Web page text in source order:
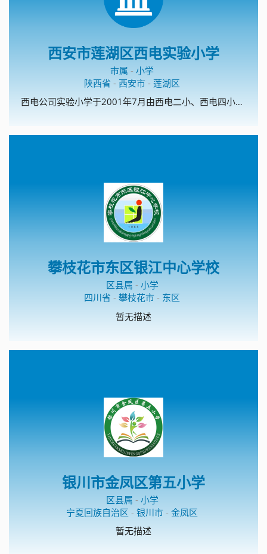
西安市莲湖区西电实验小学
市属 - 小学
陕西省 - 西安市 - 莲湖区
西电公司实验小学于2001年7月由西电二小、西电四小重组而成的一所全日制普通小学。西电二小、西电四小均成立于上个世纪六十年代，办学历史已超过三十年。目前学校在校学生1400余人，编有28个教学班。现有教工76人，岗位合格率100%，教师学历达标率100%。教师年龄、学历、职称结构合理，教师业务素质好。教师配置合理，敬业爱生、为人师表是我校教师团队的基本要求。专任教师全部具有任职资格，年龄结构合理，老、中、青教师形成梯队，学科配套，教师整体素质较高，职称、学历都达到省、市、区的有关要求。我校现占地面积16067.83平方米，生均14.9平米。校舍面积6800余平米，生均达6.1平米以上。校园内三季有花，四季常绿，生均达1.39平米。院墙砖化、道路全部硬化、校园美化。学校办学方向端正，办学目标明确，确立了“全面追求适合学生发展的教育”的办学理念，树立起“学生有特长、教师有个性、学校有品位”办学目标。学校以“全面实施素质教育，努力提高教育质量”为中心，以“狠抓学校常规管理”、“狠抓青年教师培训”、“狠抓学校硬件建设”为重点的工作部署。建立了适应经济发展和社会需要、促进教育现代化的近期、中长远规划，形成了“艰苦奋斗，顽强拼搏”、“以质量立校，以特色兴校”办学特色。学校实行校长负责制，校长对学校工作全面负责，副校长及其他部门领导岗位职责明确，有健全的组织机构和各项规章制度，截止目前共有各种制度岗位职责120余个，已汇编成册便于使用。学校还制定了《校领导班子工作作风》等制度，严格遵循“集体领导，民主集中，个别酝踉，会议决定”的原则，有效地行使决策和指挥的权力。校党支部充分发挥政治核心与监督作用，充分发挥并积极调动广大教师的民主参政意识。坚持校务公开制度，学校重大决策和执行情况透明度高。定期召开干部民主评议会。学校各部门职责明确、责任到人，充分体现我校团结协作、优质高效、管理有序、政令畅通，确保了一切工作正常、高效运行。我校自筹资金一百多万元“二次创业”的经历以及在创业中形成的自强不息、艰苦奋斗光荣传统是我们师生自强发展不竭的动力，也是我校办学最显著的特色，受到了市、区两级教育部门的肯定，在整个周边社区很有影响。硬件出色靠投入，软件出色靠管理。学校积极推进管理机制和教育教学改革，依靠改革求发展是我校发展之路的最大收获。我校制订了《西电实验小学聘任制实施方案》、《西电实验小学课时津贴实施方案》、《西电实验小学综合量化考核实施方案》、《西电实验小学班主任工作量化考核实施方案》、《西电实验小学班组建设考核实施细则》等制度，并不遗余力得大力推行。这些方案的出台体现了多劳多得、奖勤罚懒原则，突出了向一线教师倾斜，促进我校教育教学的顺利进行，稳定了教师队伍。2004年以来，学校先后被命名为“西安市一级小学”、“陕西省示范小学”、“全国识字、写字教学实验基地”、“莲湖区现代技术教育项目学校”、“陕西省基础教育项目学校”、“少先队活动特色学校”、“西安市基础教育‘十五课题’科研课题实验学校”、“西安市教育学会德育基地”、“莲湖区艺术特色学校”。学校连续多年荣获区赛教优秀组织奖，莲湖区大面积提高教育质量一等奖，在莲湖区教育系统量化考核中获得一等奖。学校自编的写字手指操及写字活动在周边具有一定的影响。写字课题组有组织、有计划地细致推行教学对比实验，并积累了大量的写字教学经验。为确保写字教学研究，全校教师人人练基本功，每位教师每周交一篇毛笔字，一篇钢笔字。特别是97年至今，我校实现了电子琴、口风琴进入音乐课堂。舞蹈室、电子琴室、微机室的配置在全区领先。武术操、形体课、版画、素描已形成学校校本开发特色，在社区与周边有较高声誉。先后有230 &nbsp;多名同学在全国、省、市、区的学科竞赛获奖。先后有176名同学在体音美各种层次竞赛中获奖。先后有229名学生被评为市、区、西电公司级三好学生、优秀少先队员。学生学期全学科合格率、优秀率及操行合格率符合教学及德育工作要求。毕业生合格率在98%以上，优秀率60%以上。辍学率为零。学生兴趣特长和意志性格发展良好，各项竞赛活动优胜奖居当地同类学校前茅。我校连续6年获区大面积提高教学质量奖，在西电公司普教中心学科竞赛三年均获榜首。各项指标也均达到上级标准，受到上级表扬，得到周边社区家长的信任和周边重点中学的认可，在整个西郊地区已有较大的知名度，学生生源也由此逐年大幅度提高。学校有符合学校实际、切实可行的奖惩制度、考勤制度、财务管理制度和行事历。实行全员、全过程、全方位的“三全”管理，保证了学校管理各环节（计划、执行、检查、总结）扎实有效。学校处室、年级组、教研组均有学期工作计划，目标、内容符合全面贯彻教育方针和全面实施素质教育的要求，能切实结合学校实际，在执行中注重落实及时反馈，考核评价，做到有总结、有检查、有记载，做到奖罚分明。学籍管理严格，档案资料齐全，有信息资料收集和保管制度。取消留级，杜绝辍学，档案管理工作卓有成效。学校建有德育领导小组，切实把德育工作作为素质教育的灵魂。有德育工作整体规划和阶段安排，能采取有效措施，不断提高德育工作针对性、主动性和实效性。校德育工作突出了以年级、班级为单位的班主任、中队辅导员队伍建设。 我们提出“乐在桃李满天下，甘为教育做贡献”，积极提倡两种精神：一是“敬业、勤业、精业”精神，二是“苦干、实干、巧干”精神，努力使每位教师都成为优秀德育工作者。每学期都召开班主任工作会，总结和推广优秀班主任的领班艺术，以老带新，加大培训，把个体的智慧融于集体行动之中。学校在狠抓教学质量的同时，切实做好教科研工作。我校确立了以“科研兴教、科研兴校”的战略思想，领导带头搞科研，带动教师全员参与。从93年开始，学校先后开展了《小学中高年级思品课堂教学模式的研究》（已结题）、《英语浸入式教学课题》、《小学写字教学研究》、《用双手塑造美的和谐》，泥塑教学研究，以及京剧脸谱绘制、课间武术操活动等。针对这些研究项目，学校认真组织检查，定期召开教学研讨会。教研活动做到目标落实、时间落实、人员落实、任务落实、经费落实、措施落实。近两年来，学校推出了“两轮制教研”，推广了“质性评课法”，即第一轮年级组长负责，人人讲课，同年级、同学科互听互评，重在练兵；第二轮，重在教科研，由大教研组长负责。选出代表参加第二轮的研讨课。评课采用“质性评课法”，通过“自我反思”，学生评、教师评、专家评，获得共同提高，使教师整体素质不断提高。学校地址：劳动西路8号邮 编：710002 &nbsp;电 话：88623013 88643244网 址：http://www.xaxdedu.cn
攀枝花市东区银江中心学校
区县属 - 小学
四川省 - 攀枝花市 - 东区
暂无描述
银川市金凤区第五小学
区县属 - 小学
宁夏回族自治区 - 银川市 - 金凤区
暂无描述